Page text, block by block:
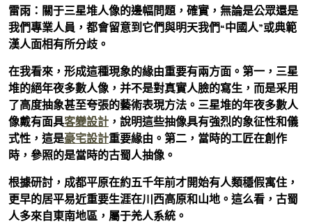
雷雨：關于三星堆人像的邊幅問題，確實，無論是公眾還是
我們專業人員，都會留意到它們與明天我們“中國人”或典範
漢人面相有所分歧。
在我看來，形成這種現象的緣由重要有兩方面。第一，三星
堆的絕年夜多數人像，并不是對真實人臉的寫生，而是采用
了高度抽象甚至夸張的藝術表現方法。三星堆的年夜多數人
像戴有面具客變設計 ，說明這些抽像具有強烈的象征性和儀
式性，這是豪宅設計重要緣由。第二，當時的工匠在創作
時，參照的是當時的古蜀人抽像。
根據研討，成都平原在約五千年前才開始有人類穩假寓住，
更早的居平易近重要生涯在川西高原和山地。這么看，古蜀
人多來自東南地區，屬于羌人系統。